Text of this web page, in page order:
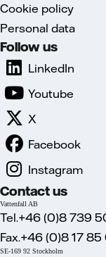
Cookie policy
Personal data
Follow us
LinkedIn
Youtube
X
Facebook
Instagram
Contact us
Vattenfall AB
Tel.+46 (0)8 739
Fax.+46 (0)8 17
SE-169 92 Stockholm